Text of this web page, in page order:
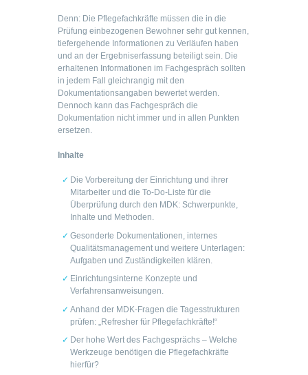
Denn: Die Pflegefachkräfte müssen die in die
Prüfung einbezogenen Bewohner sehr gut kennen,
tiefergehende Informationen zu Verläufen haben
und an der Ergebniserfassung beteiligt sein. Die
erhaltenen Informationen im Fachgespräch sollten
in jedem Fall gleichrangig mit den
Dokumentationsangaben bewertet werden.
Dennoch kann das Fachgespräch die
Dokumentation nicht immer und in allen Punkten
ersetzen.
Inhalte
Die Vorbereitung der Einrichtung und ihrer
Mitarbeiter und die To-Do-Liste für die
Überprüfung durch den MDK: Schwerpunkte,
Inhalte und Methoden.
Gesonderte Dokumentationen, internes
Qualitätsmanagement und weitere Unterlagen:
Aufgaben und Zuständigkeiten klären.
Einrichtungsinterne Konzepte und
Verfahrensanweisungen.
Anhand der MDK-Fragen die Tagesstrukturen
prüfen: „Refresher für Pflegefachkräfte!“
Der hohe Wert des Fachgesprächs – Welche
Werkzeuge benötigen die Pflegefachkräfte
hierfür?